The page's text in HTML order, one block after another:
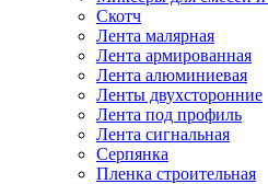
Скотч
Лента малярная
Лента армированная
Лента алюминиевая
Ленты двухсторонние
Лента под профиль
Лента сигнальная
Серпянка
Пленка строительная